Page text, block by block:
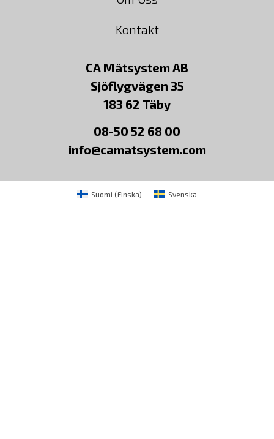
Kontakt
CA Mätsystem AB
Sjöflygvägen 35
183 62 Täby
08-50 52 68 00
info@camatsystem.com
Suomi (Finska) Svenska